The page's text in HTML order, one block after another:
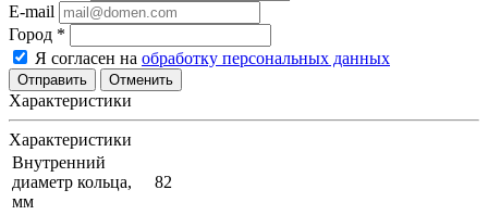
E-mail
Город *
Я согласен на обработку персональных данных
Отменить
Характеристики
Характеристики
Внутренний
диаметр кольца,
мм
82